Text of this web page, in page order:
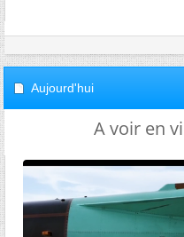
Aujourd'hui
A voir en